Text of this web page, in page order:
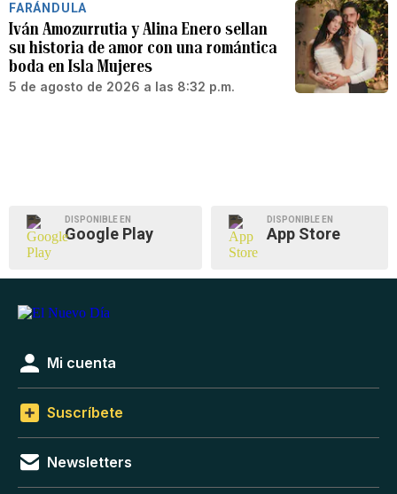
FARÁNDULA
Iván Amozurrutia y Alina Enero sellan
su historia de amor con una romántica
boda en Isla Mujeres
5 de agosto de 2026 a las 8:32 p.m.
DISPONIBLE EN
Google Play
DISPONIBLE EN
App Store
Mi cuenta
Suscríbete
Newsletters